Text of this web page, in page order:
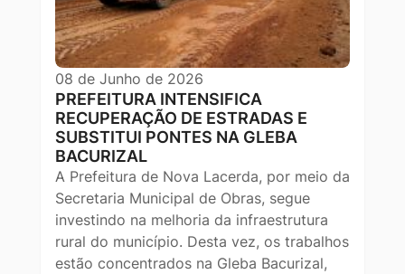
08 de Junho de 2026
PREFEITURA INTENSIFICA
RECUPERAÇÃO DE ESTRADAS E
SUBSTITUI PONTES NA GLEBA
BACURIZAL
A Prefeitura de Nova Lacerda, por meio da
Secretaria Municipal de Obras, segue
investindo na melhoria da infraestrutura
rural do município. Desta vez, os trabalhos
estão concentrados na Gleba Bacurizal,